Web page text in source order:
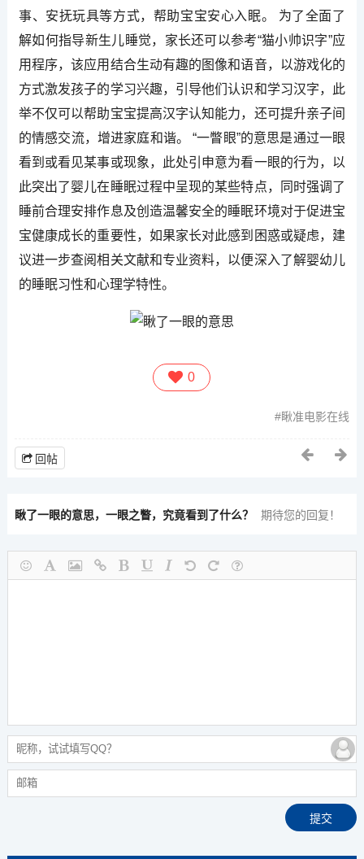
事、安抚玩具等方式，帮助宝宝安心入眠。 为了全面了
解如何指导新生儿睡觉，家长还可以参考“猫小帅识字”应
用程序，该应用结合生动有趣的图像和语音，以游戏化的
方式激发孩子的学习兴趣，引导他们认识和学习汉字，此
举不仅可以帮助宝宝提高汉字认知能力，还可提升亲子间
的情感交流，增进家庭和谐。 “一瞥眼”的意思是通过一眼
看到或看见某事或现象，此处引申意为看一眼的行为，以
此突出了婴儿在睡眠过程中呈现的某些特点，同时强调了
睡前合理安排作息及创造温馨安全的睡眠环境对于促进宝
宝健康成长的重要性，如果家长对此感到困惑或疑虑，建
议进一步查阅相关文献和专业资料，以便深入了解婴幼儿
的睡眠习性和心理学特性。
0
瞅准电影在线
回帖
瞅了一眼的意思，一眼之瞥，究竟看到了什么？ 期待您的回复！